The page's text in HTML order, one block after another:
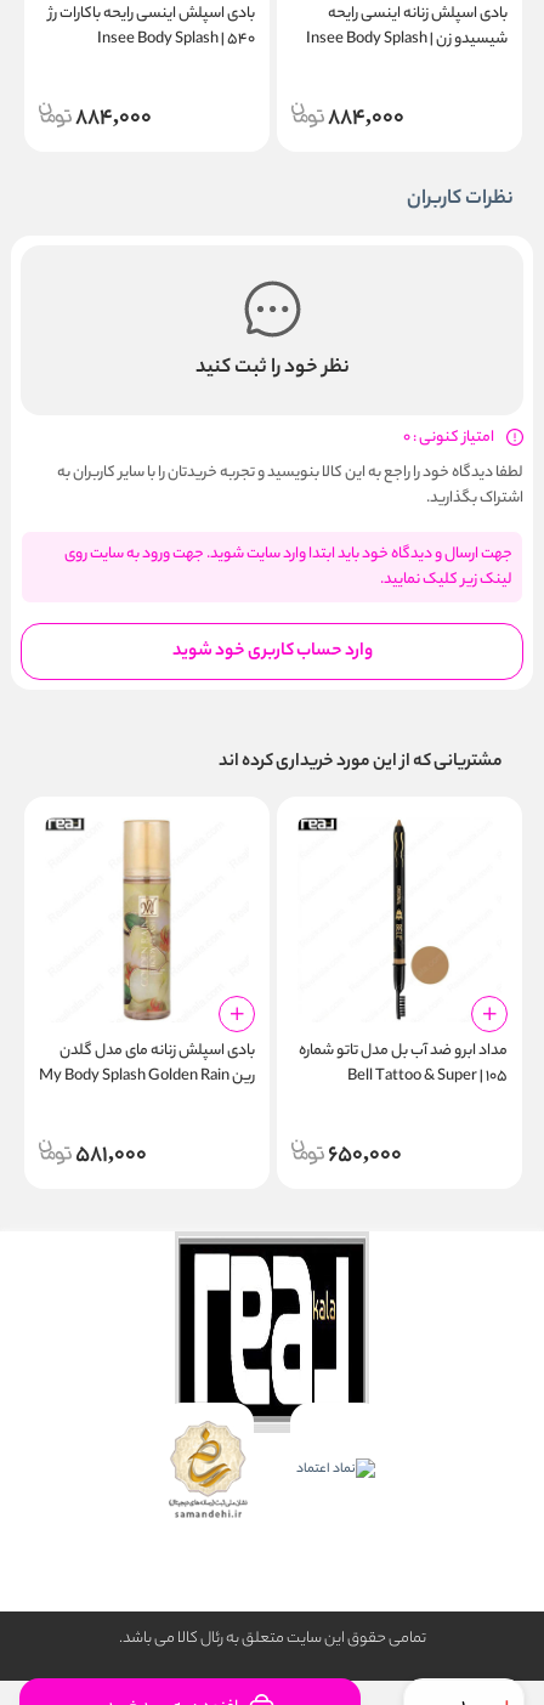
بادی اسپلش زنانه اینسی رایحه
شیسیدو زن | Insee Body Splash
884,000
بادی اسپلش اینسی رایحه باکارات رژ
۵۴۰ | Insee Body Splash
884,000
نظرات کاربران
نظر خود را ثبت کنید
امتیاز کنونی : 0
لطفا دیدگاه خود را راجع به این کالا بنویسید و تجربه خریدتان را با سایر کاربران به
اشتراک بگذارید.
جهت ارسال و دیدگاه خود باید ابتدا وارد سایت شوید. جهت ورود به سایت روی
لینک زیر کلیک نمایید.
وارد حساب کاربری خود شوید
مشتریانی که از این مورد خریداری کرده اند
مداد ابرو ضد آب بل مدل تاتو شماره
۱۰۵ | Bell Tattoo & Super
650,000
بادی اسپلش زنانه مای مدل گلدن
رین My Body Splash Golden Rain
581,000
تمامی حقوق این سایت متعلق به رئال كالا می باشد.